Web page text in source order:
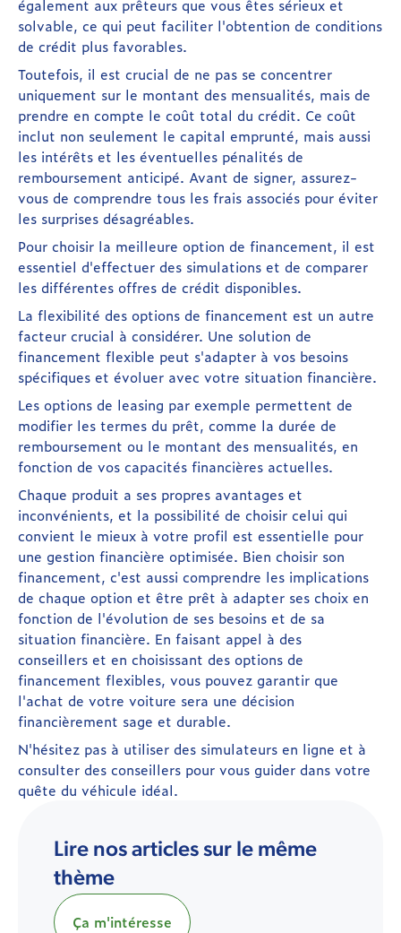
également aux prêteurs que vous êtes sérieux et
solvable, ce qui peut faciliter l'obtention de conditions
de crédit plus favorables.
Toutefois, il est crucial de ne pas se concentrer
uniquement sur le montant des mensualités, mais de
prendre en compte le coût total du crédit. Ce coût
inclut non seulement le capital emprunté, mais aussi
les intérêts et les éventuelles pénalités de
remboursement anticipé. Avant de signer, assurez-
vous de comprendre tous les frais associés pour éviter
les surprises désagréables.
Pour choisir la meilleure option de financement, il est
essentiel d'effectuer des simulations et de comparer
les différentes offres de crédit disponibles.
La flexibilité des options de financement est un autre
facteur crucial à considérer. Une solution de
financement flexible peut s'adapter à vos besoins
spécifiques et évoluer avec votre situation financière.
Les options de leasing par exemple permettent de
modifier les termes du prêt, comme la durée de
remboursement ou le montant des mensualités, en
fonction de vos capacités financières actuelles.
Chaque produit a ses propres avantages et
inconvénients, et la possibilité de choisir celui qui
convient le mieux à votre profil est essentielle pour
une gestion financière optimisée. Bien choisir son
financement, c'est aussi comprendre les implications
de chaque option et être prêt à adapter ses choix en
fonction de l'évolution de ses besoins et de sa
situation financière. En faisant appel à des
conseillers et en choisissant des options de
financement flexibles, vous pouvez garantir que
l'achat de votre voiture sera une décision
financièrement sage et durable.
N'hésitez pas à utiliser des simulateurs en ligne et à
consulter des conseillers pour vous guider dans votre
quête du véhicule idéal.
Lire nos articles sur le même
thème
Ça m'intéresse